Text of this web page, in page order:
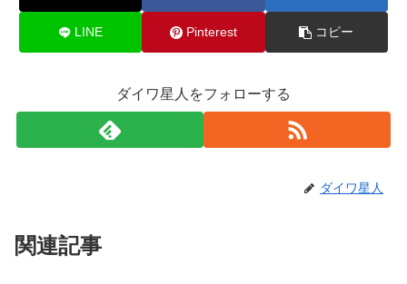
LINE Pinterest コピー
ダイワ星人をフォローする
ダイワ星人
関連記事